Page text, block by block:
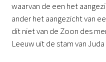
waarvan de een het
ander het aangezicht van
dit niet van de Zoon des
Leeuw uit de stam van Juda